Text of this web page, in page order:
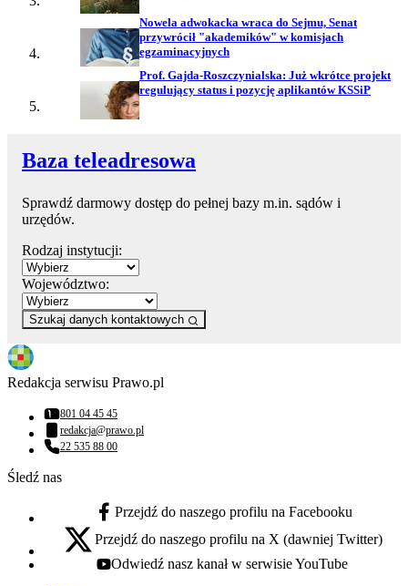
Nowela adwokacka wraca do Sejmu, Senat
przywrócił "akademików" w komisjach
egzaminacyjnych
Prof. Gajda-Roszczynialska: Już wkrótce projekt
regulujący status i pozycję aplikantów KSSiP
Baza teleadresowa
Sprawdź darmowy dostęp do pełnej bazy m.in. sądów i
urzędów.
Rodzaj instytucji:
Województwo:
Szukaj danych kontaktowych
Redakcja serwisu Prawo.pl
Numer telefonu:
801 04 45 45
Adres email:
redakcja@prawo.pl
Numer telefonu:
22 535 88 00
Śledź nas
facebook - otwiera się w nowej karcie
Przejdź do naszego profilu na Facebooku
x - otwiera się w nowej karcie
Przejdź do naszego profilu na X (dawniej Twitter)
youtube - otwiera się w nowej karcie
Odwiedź nasz kanał w serwisie YouTube